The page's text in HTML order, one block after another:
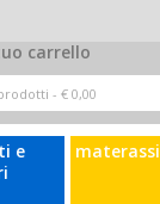
carrello
- € 0,00
e
materassi